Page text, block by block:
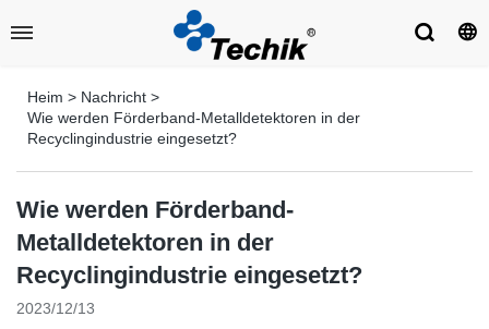
Heim > Nachricht >
Wie werden Förderband-Metalldetektoren in der
Recyclingindustrie eingesetzt?
Wie werden Förderband-
Metalldetektoren in der
Recyclingindustrie eingesetzt?
2023/12/13